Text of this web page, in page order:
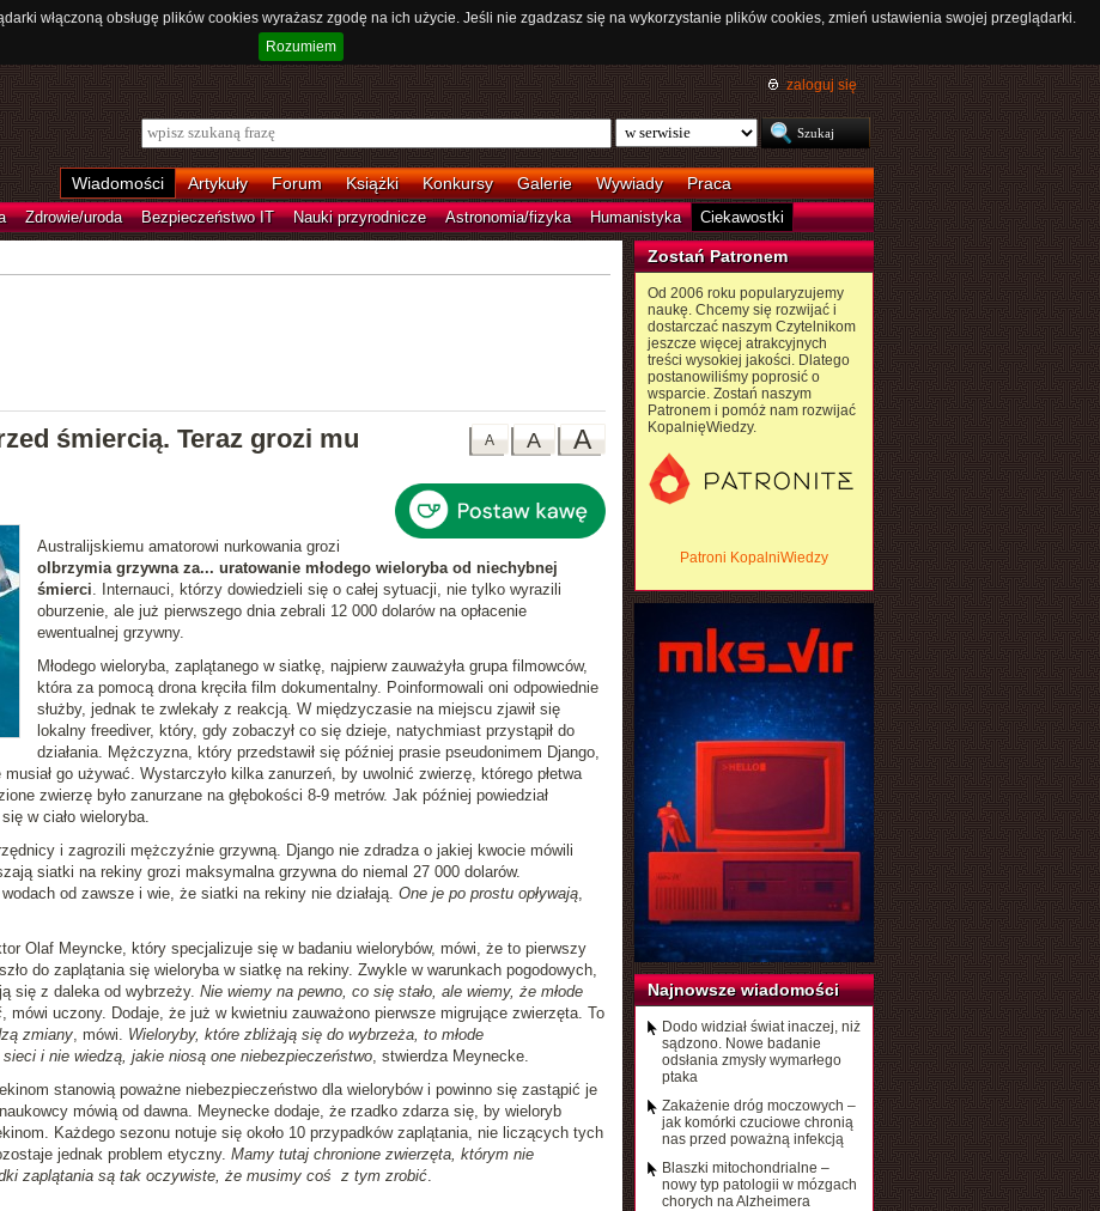
włączoną obsługę plików cookies wyrażasz zgodę na ich użycie. Jeśli nie zgadzasz się na wykorzystanie plików cookies, zmień ustawienia swojej przeglądarki.
Rozumiem
zaloguj się
Wiadomości Artykuły Forum Książki Konkursy Galerie Wywiady Praca
Zdrowie/uroda Bezpieczeństwo IT Nauki przyrodnicze Astronomia/fizyka Humanistyka Ciekawostki
A
A
A
śmiercią. Teraz grozi mu
Australijskiemu amatorowi nurkowania grozi
olbrzymia grzywna za... uratowanie młodego wieloryba od niechybnej
śmierci. Internauci, którzy dowiedzieli się o całej sytuacji, nie tylko wyrazili
oburzenie, ale już pierwszego dnia zebrali 12 000 dolarów na opłacenie
ewentualnej grzywny.
Młodego wieloryba, zaplątanego w siatkę, najpierw zauważyła grupa filmowców,
która za pomocą drona kręciła film dokumentalny. Poinformowali oni odpowiednie
służby, jednak te zwlekały z reakcją. W międzyczasie na miejscu zjawił się
lokalny freediver, który, gdy zobaczył co się dzieje, natychmiast przystąpił do
działania. Mężczyzna, który przedstawił się później prasie pseudonimem Django,
go używać. Wystarczyło kilka zanurzeń, by uwolnić zwierzę, którego płetwa
zwierzę było zanurzane na głębokości 8-9 metrów. Jak później powiedział
w ciało wieloryba.
i zagrozili mężczyźnie grzywną. Django nie zdradza o jakiej kwocie mówili
siatki na rekiny grozi maksymalna grzywna do niemal 27 000 dolarów.
od zawsze i wie, że siatki na rekiny nie działają. One je po prostu opływają,
Olaf Meyncke, który specjalizuje się w badaniu wielorybów, mówi, że to pierwszy
do zaplątania się wieloryba w siatkę na rekiny. Zwykle w warunkach pogodowych,
się z daleka od wybrzeży. Nie wiemy na pewno, co się stało, ale wiemy, że młode
, mówi uczony. Dodaje, że już w kwietniu zauważono pierwsze migrujące zwierzęta. To
zmiany, mówi. Wieloryby, które zbliżają się do wybrzeża, to młode
i nie wiedzą, jakie niosą one niebezpieczeństwo, stwierdza Meynecke.
stanowią poważne niebezpieczeństwo dla wielorybów i powinno się zastąpić je
mówią od dawna. Meynecke dodaje, że rzadko zdarza się, by wieloryb
Każdego sezonu notuje się około 10 przypadków zaplątania, nie liczących tych
jednak problem etyczny. Mamy tutaj chronione zwierzęta, którym nie
zaplątania są tak oczywiste, że musimy coś z tym zrobić.
Zostań Patronem
Od 2006 roku popularyzujemy
naukę. Chcemy się rozwijać i
dostarczać naszym Czytelnikom
jeszcze więcej atrakcyjnych
treści wysokiej jakości. Dlatego
postanowiliśmy poprosić o
wsparcie. Zostań naszym
Patronem i pomóż nam rozwijać
KopalnięWiedzy.
Patroni KopalniWiedzy
Najnowsze wiadomości
Dodo widział świat inaczej, niż
sądzono. Nowe badanie
odsłania zmysły wymarłego
ptaka
Zakażenie dróg moczowych –
jak komórki czuciowe chronią
nas przed poważną infekcją
Blaszki mitochondrialne –
nowy typ patologii w mózgach
chorych na Alzheimera